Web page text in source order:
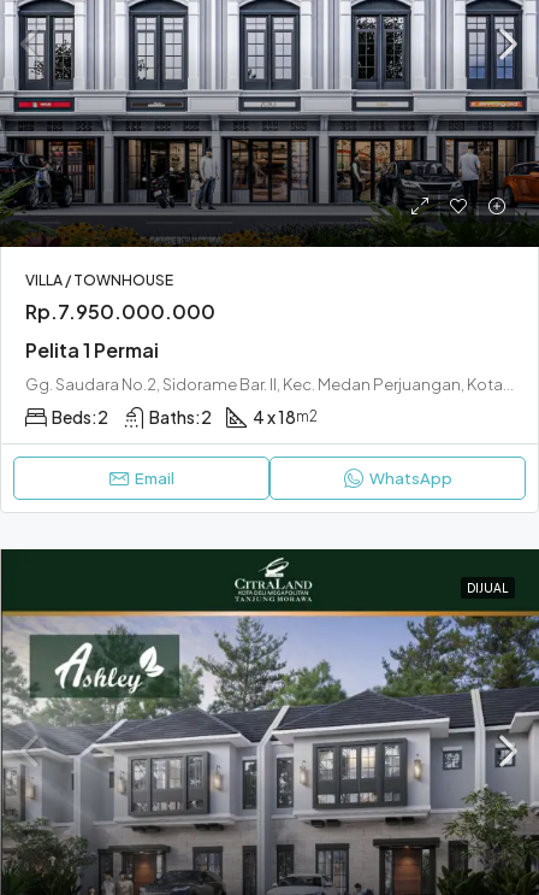
VILLA / TOWNHOUSE
Rp.7.950.000.000
Pelita 1 Permai
Beds:2 Baths:2 4 x 18m2
Email WhatsApp
DIJUAL